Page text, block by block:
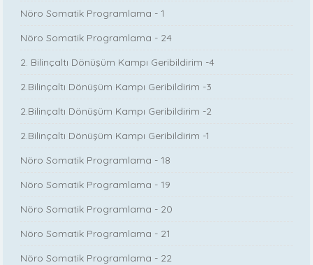
Nöro Somatik Programlama - 1
Nöro Somatik Programlama - 24
2. Bilinçaltı Dönüşüm Kampı Geribildirim -4
2.Bilinçaltı Dönüşüm Kampı Geribildirim -3
2.Bilinçaltı Dönüşüm Kampı Geribildirim -2
2.Bilinçaltı Dönüşüm Kampı Geribildirim -1
Nöro Somatik Programlama - 18
Nöro Somatik Programlama - 19
Nöro Somatik Programlama - 20
Nöro Somatik Programlama - 21
Nöro Somatik Programlama - 22